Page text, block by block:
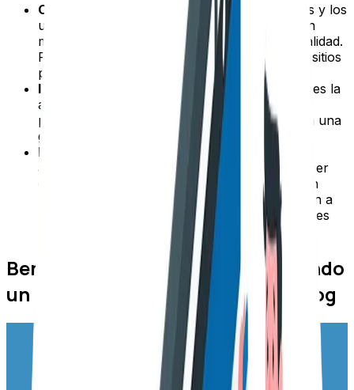
Opta por sitios de autoridad: los buscadores y los
usuarios se fijan en aquellos sitios que poseen
mayor relevancia y contenidos de más alta calidad.
Por lo tanto, al hacer la publicación en estos sitios
podrás atraer mayor tráfico.
Interacción social:
deberías investigar cómo es la
actividad en redes sociales de dichos sitios,
preferiblemente opta por aquellos que tengan una
gran cantidad de interacciones.
Hazlo en diferentes sitios: empieza a buscar
alianzas en diferentes sitios donde puedas hacer
guest posting. Aunque procura que no sea tan
seguido y que todos tus esfuerzos no se vayan a
esta práctica, pues podrías sufrir penalizaciones
Beneficios del guest posting cuando
un autor invitado publica en tu blog